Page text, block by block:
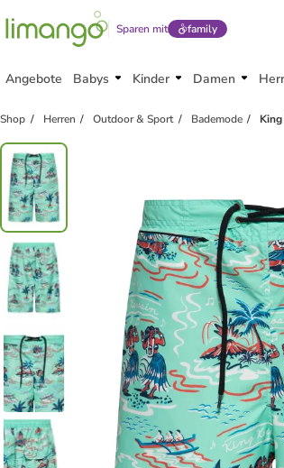
Sparen mit family
Angebote Babys Kinder Damen
Shop Herren Outdoor & Sport Bademode